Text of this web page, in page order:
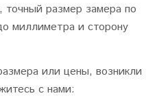
точный размер замера по
миллиметра и сторону
или цены, возникли
с нами: